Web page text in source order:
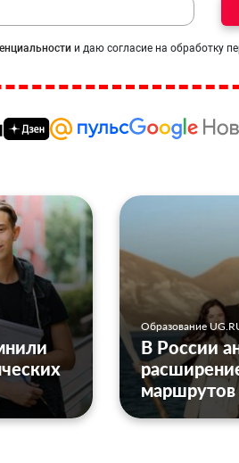
и даю согласие на обработку
Образование
В России
маршрутов